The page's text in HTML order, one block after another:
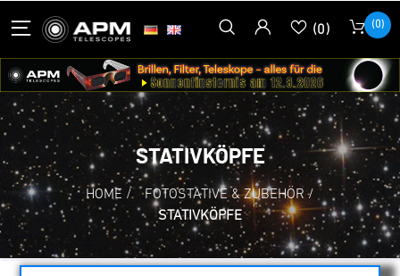
(0) (0)
STATIVKÖPFE
HOME / FOTOSTATIVE & ZUBEHÖR /
STATIVKÖPFE